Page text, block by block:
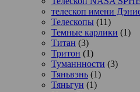
телескоп имени
Телескопы (11)
Темные карлики (1)
Титан (3)
Тритон (1)
Туманнности (3)
Тяньвэнь (1)
Тяньгун (1)